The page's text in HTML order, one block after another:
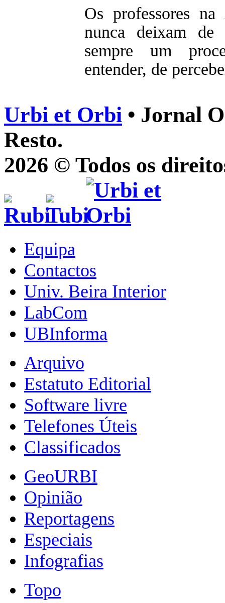
Os professores
nunca deixam de
sempre um
entender, de
Urbi et Orbi • Jornal
Resto.
2026 © Todos os
Equipa
Contactos
Univ. Beira Interior
LabCom
UBInforma
Arquivo
Estatuto Editorial
Software livre
Telefones Úteis
Classificados
GeoURBI
Opinião
Reportagens
Especiais
Infografias
Topo